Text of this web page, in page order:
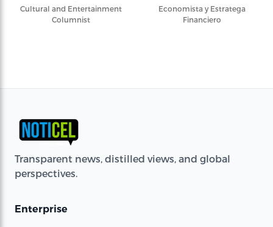
Cultural and Entertainment
Columnist
Economista y Estratega
Financiero
Transparent news, distilled views, and global
perspectives.
Enterprise